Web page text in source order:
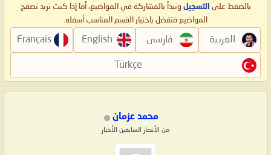
بالضغط على التسجيل وتبدأ بالمشاركة في المواضيع، أما إذا كنت تريد تصفح
المواضيع فتفضل باختيار القسم المناسب أسفله.
العربية فارسی English
Français
Türkçe
محمد عزمان
من الأنصار السابقين الأخيار